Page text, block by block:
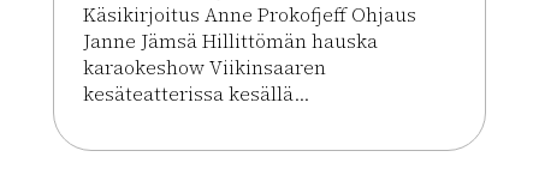
Käsikirjoitus Anne Prokofjeff Ohjaus
Janne Jämsä Hillittömän hauska
karaokeshow Viikinsaaren
kesäteatterissa kesällä...
Lue lisää tapahtumasta Kuumia aaltoja (K-18)